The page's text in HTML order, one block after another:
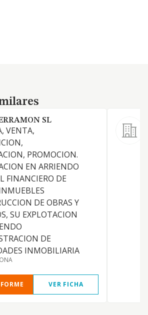
SL
VENTA,
PROMOCION.
EN ARRIENDO
FINANCIERO DE
DE OBRAS Y
SU EXPLOTACION
DE
INMOBILIARIA
VER FICHA